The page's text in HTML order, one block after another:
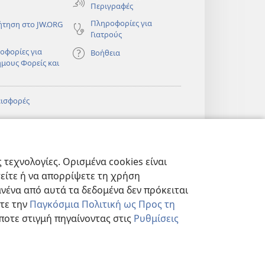
Ορισμένα cookies είναι
ή να απορρίψετε τη χρήση
από αυτά τα δεδομένα δεν πρόκειται
την Παγκόσμια Πολιτική ως Προς τη
στιγμή πηγαίνοντας στις Ρυθμίσεις
Περιγραφές
στο JW.ORG
Πληροφορίες για
Γιατρούς
για
Φορείς και
Βοήθεια
παράθυρο)
®
Βιβλιοθήκη της
Σκοπιάς